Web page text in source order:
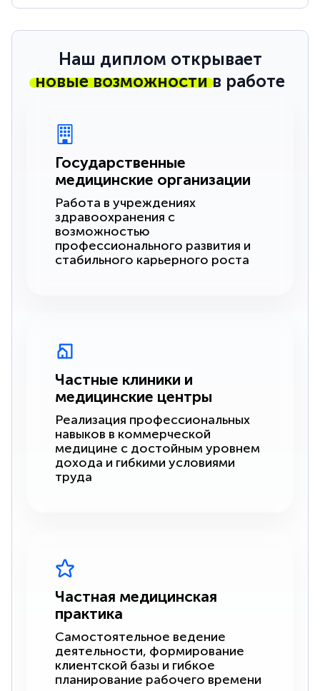
Наш диплом открывает
новые возможностив работе
Государственные
медицинские организации
Работа в учреждениях
здравоохранения с
возможностью
профессионального развития и
стабильного карьерного роста
Частные клиники и
медицинские центры
Реализация профессиональных
навыков в коммерческой
медицине с достойным уровнем
дохода и гибкими условиями
труда
Частная медицинская
практика
Самостоятельное ведение
деятельности, формирование
клиентской базы и гибкое
планирование рабочего времени